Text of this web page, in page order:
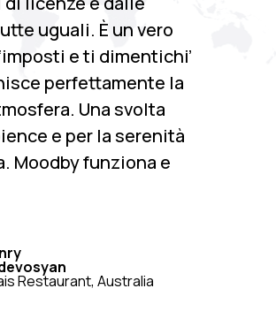
uguali. È un vero
e ti dimentichi’
perfettamente la
Una svolta
e per la serenità
Moodby funziona e
Restaurant, Australia